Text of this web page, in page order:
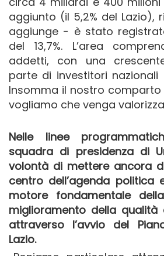
aggiunto (il 5,2% del Lazio),
aggiunge - è stato
del 13,7%. L’area
addetti, con una
parte di investitori nazionali
Insomma il nostro comparto
vogliamo che venga
Nelle linee
squadra di presidenza di
volontà di mettere ancora
centro dell’agenda politica
motore fondamentale
miglioramento della qualità
attraverso l’avvio del
Lazio.